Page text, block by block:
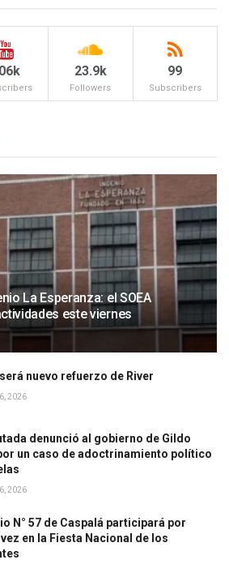
23.9k
Followers
99
Subscribers
La Esperanza: el SOEA
este viernes
nuevo refuerzo de River
2026
denunció al gobierno de Gildo
un caso de adoctrinamiento político
2026
N° 57 de Caspalá participará por
en la Fiesta Nacional de los